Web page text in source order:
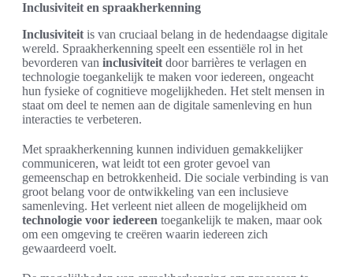
Inclusiviteit en spraakherkenning
Inclusiviteit is van cruciaal belang in de hedendaagse digitale
wereld. Spraakherkenning speelt een essentiële rol in het
bevorderen van inclusiviteit door barrières te verlagen en
technologie toegankelijk te maken voor iedereen, ongeacht
hun fysieke of cognitieve mogelijkheden. Het stelt mensen in
staat om deel te nemen aan de digitale samenleving en hun
interacties te verbeteren.
Met spraakherkenning kunnen individuen gemakkelijker
communiceren, wat leidt tot een groter gevoel van
gemeenschap en betrokkenheid. Die sociale verbinding is van
groot belang voor de ontwikkeling van een inclusieve
samenleving. Het verleent niet alleen de mogelijkheid om
technologie voor iedereen toegankelijk te maken, maar ook
om een omgeving te creëren waarin iedereen zich
gewaardeerd voelt.